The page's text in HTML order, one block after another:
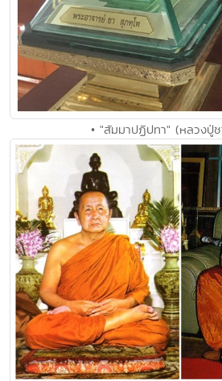
• "สัมมาปฏิปทา" (หลวงปู่